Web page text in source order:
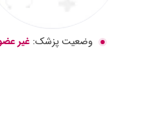
وضعیت پزشک: غیر